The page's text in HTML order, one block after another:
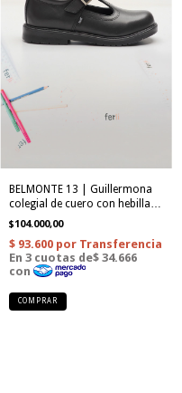
BELMONTE 13 | Guillermona
colegial de cuero con hebilla |
Ferli
$104.000,00
COMPRAR